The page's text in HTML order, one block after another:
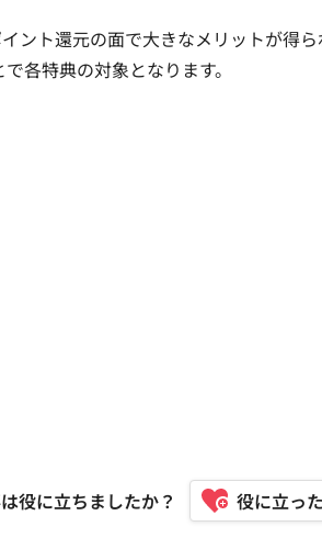
ント還元の面で大きなメリットが得
各特典の対象となります。
役に立ちましたか？